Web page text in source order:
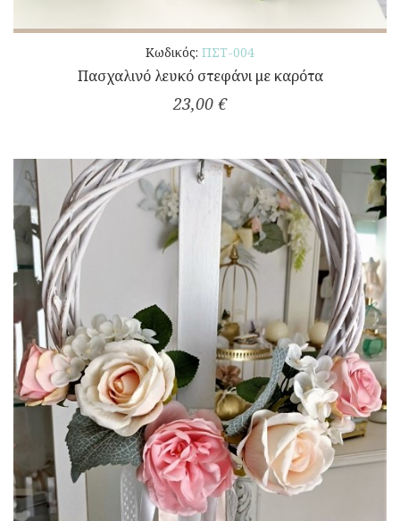
Κωδικός: ΠΣΤ-004
Πασχαλινό λευκό στεφάνι με καρότα
23,00 €